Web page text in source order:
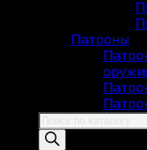
Патроны
Поиск
товаров